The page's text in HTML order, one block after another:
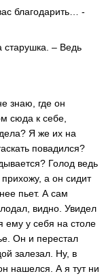
благодарить… -
– Ведь
знаю, где он
сюда к себе,
Я же их на
повадился?
Голод ведь
а он сидит
пьет. А сам
видно. Увидел
ему у себя на столе
Он и перестал
залезал. Ну, в
нашелся. А я тут ни